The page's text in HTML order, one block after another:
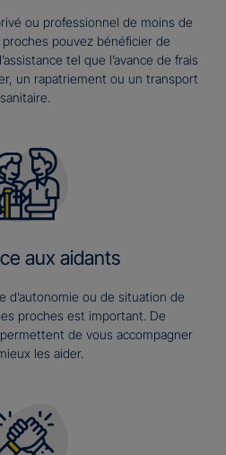
ou professionnel de moins de
pouvez bénéficier de
tel que l’avance de frais
un rapatriement ou un transport
sanitaire.
aux aidants
d’autonomie ou de situation de
proches est important. De
de vous accompagner
les aider.